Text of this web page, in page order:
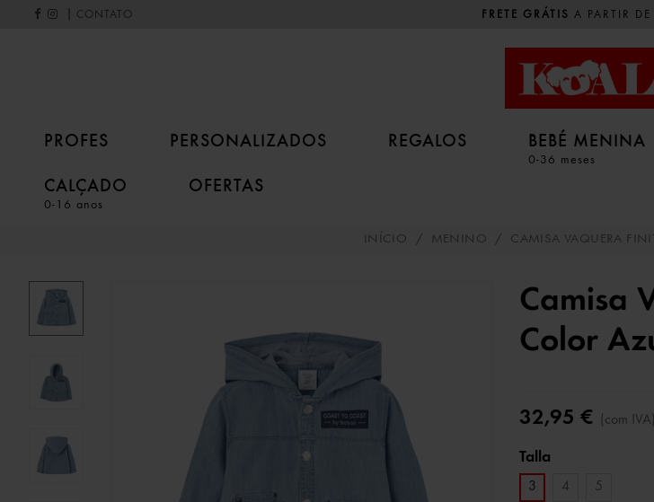
CONTATO FRETE GRÁTIS A PARTIR
PROFES PERSONALIZADOS REGALOS BEBÉ MENINA
0-36 meses
CALÇADO
0-16 anos
OFERTAS
INÍCIO / MENINO / CAMISA VAQUERA
Camisa
Color
32,95 € (com IVA)
Talla
3 4 5